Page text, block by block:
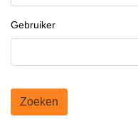
Gebruiker
Zoeken